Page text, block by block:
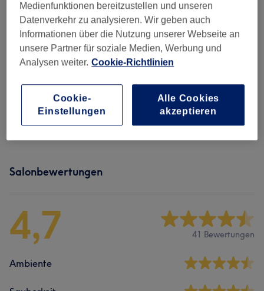
Damen - Haarschnitte & Stylings ( 13) ab 29 €
Haarkuren & Pflege (5) ab 15 €
Kinder - Haarschnitte & Stylings (2)
Herren - Haarschnitte & Stylings 4) ab 15 €
Haarverlängerung (2) 220 €
Salonbewertungen
4,7 41 Bewertungen
Ambiente
Medienfunktionen bereitzustellen und unseren
Datenverkehr zu analysieren. Wir geben auch
Informationen über die Nutzung unserer Webseite an
unsere Partner für soziale Medien, Werbung und
Analysen weiter. Cookie-Richtlinien
Cookie-
Einstellungen
Alle Cookies
akzeptieren